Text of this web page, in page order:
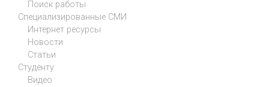
Поиск работы
Специализированные СМИ
Интернет ресурсы
Новости
Статьи
Студенту
Видео